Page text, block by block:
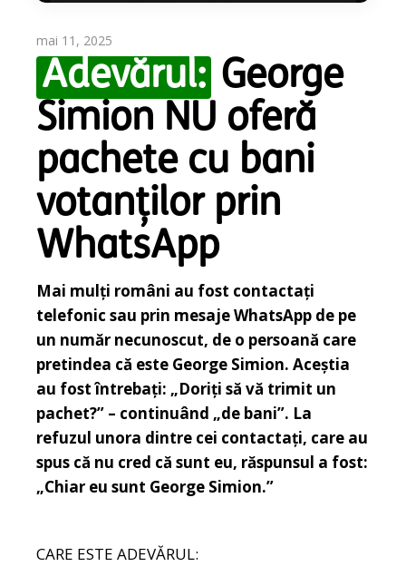
mai 11, 2025
Adevărul: George
Simion NU oferă
pachete cu bani
votanților prin
WhatsApp
Mai mulți români au fost contactați
telefonic sau prin mesaje WhatsApp de pe
un număr necunoscut, de o persoană care
pretindea că este George Simion. Aceștia
au fost întrebați: „Doriți să vă trimit un
pachet?” – continuând „de bani”. La
refuzul unora dintre cei contactați, care au
spus că nu cred că sunt eu, răspunsul a fost:
„Chiar eu sunt George Simion.”
CARE ESTE ADEVĂRUL: